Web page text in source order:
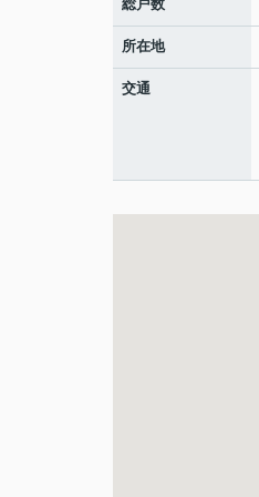
総戸数
所在地
交通